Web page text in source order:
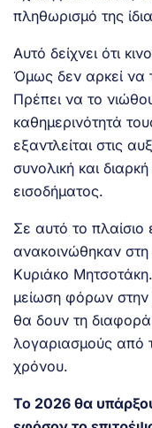
πληθωρισμό της
Αυτό δείχνει ότι
Όμως δεν αρκεί να
Πρέπει να το
καθημερινότητά
εξαντλείται στις
συνολική και
εισοδήματος.
Σε αυτό το πλαίσιο
ανακοινώθηκαν
Κυριάκο
μείωση φόρων στην
θα δουν τη
λογαριασμούς από
χρόνου.
Το 2026 θα